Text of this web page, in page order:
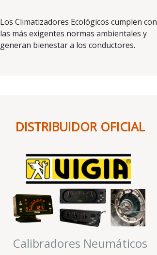
Los Climatizadores Ecológicos cumplen con
las más exigentes normas ambientales y
generan bienestar a los conductores.
DISTRIBUIDOR OFICIAL
Calibradores Neumáticos